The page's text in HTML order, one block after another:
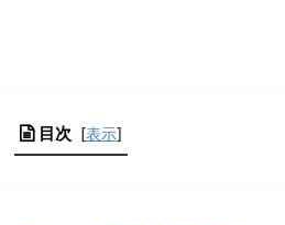
目次 [表示]